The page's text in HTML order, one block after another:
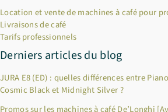
Location et vente de machines à café pour
Livraisons de café
Tarifs professionnels
Derniers articles du blog
JURA E8 (ED) : quelles différences entre
Cosmic Black et Midnight Silver ?
Promos sur les machines à café De’Longhi